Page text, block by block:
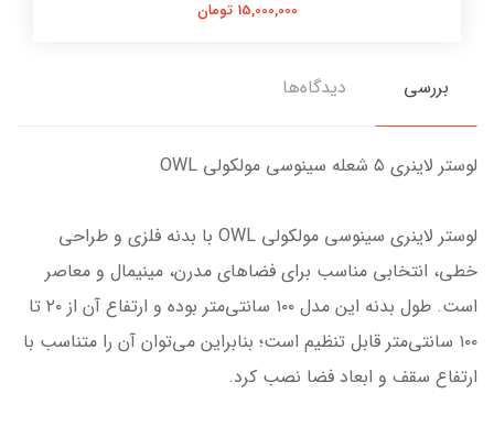
15,000,000 تومان
بررسی دیدگاه‌ها
لوستر لاینری ۵ شعله سینوسی مولکولی OWL
لوستر لاینری سینوسی مولکولی OWL با بدنه فلزی و طراحی
خطی، انتخابی مناسب برای فضاهای مدرن، مینیمال و معاصر
است. طول بدنه این مدل ۱۰۰ سانتی‌متر بوده و ارتفاع آن از ۲۰ تا
۱۰۰ سانتی‌متر قابل تنظیم است؛ بنابراین می‌توان آن را متناسب با
ارتفاع سقف و ابعاد فضا نصب کرد.